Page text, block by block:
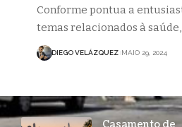
Conforme pontua a
temas relacionados à
DIEGO VELÁZQUEZ MAIO 29, 2024